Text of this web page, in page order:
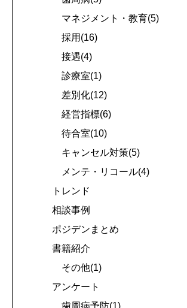
マネジメント・教育(5)
採用(16)
接遇(4)
診療室(1)
差別化(12)
経営指標(6)
待合室(10)
キャンセル対策(5)
メンテ・リコール(4)
トレンド
相談事例
ポジデンまとめ
書籍紹介
その他(1)
アンケート
歯周病予防(1)